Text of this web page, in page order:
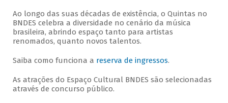
Ao longo das suas décadas de existência, o Quintas no
BNDES celebra a diversidade no cenário da música
brasileira, abrindo espaço tanto para artistas
renomados, quanto novos talentos.
Saiba como funciona a reserva de ingressos.
As atrações do Espaço Cultural BNDES são selecionadas
através de concurso público.